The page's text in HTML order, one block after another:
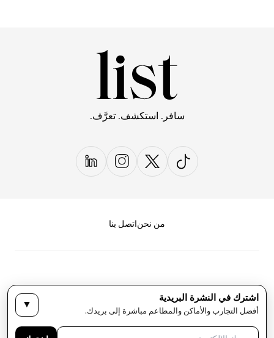
سافر. استكشف. تعرَّف.
من نحن اتصل بنا
سياسة الخصوصية
حقوق النشر لمجلة LIST كل الحقوق محفوظة
اشترك في النشرة البريدية
أفضل التجارب والأماكن والمطاعم مباشرة إلى بريدك.
▼